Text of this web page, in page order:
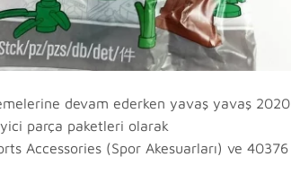
devam ederken yavaş yavaş 2020
parça paketleri olarak
Accessories (Spor Akesuarları) ve 40376